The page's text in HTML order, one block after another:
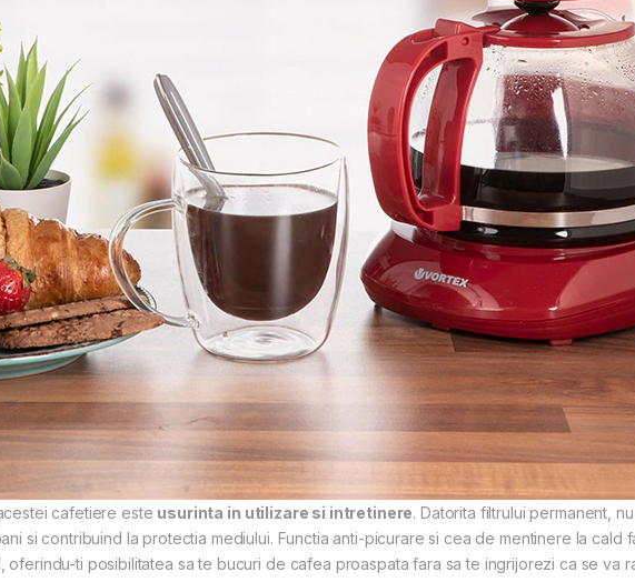
cafetiere este usurinta in utilizare si intretinere. Datorita filtrului permanent,
si contribuind la protectia mediului. Functia anti-picurare si cea de mentinere la cald
oferindu-ti posibilitatea sa te bucuri de cafea proaspata fara sa te ingrijorezi ca se va